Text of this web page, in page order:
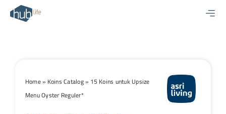
Skip
Home» Koins Catalog» 15 Koins untuk Upsize
Menu Oyster Reguler*